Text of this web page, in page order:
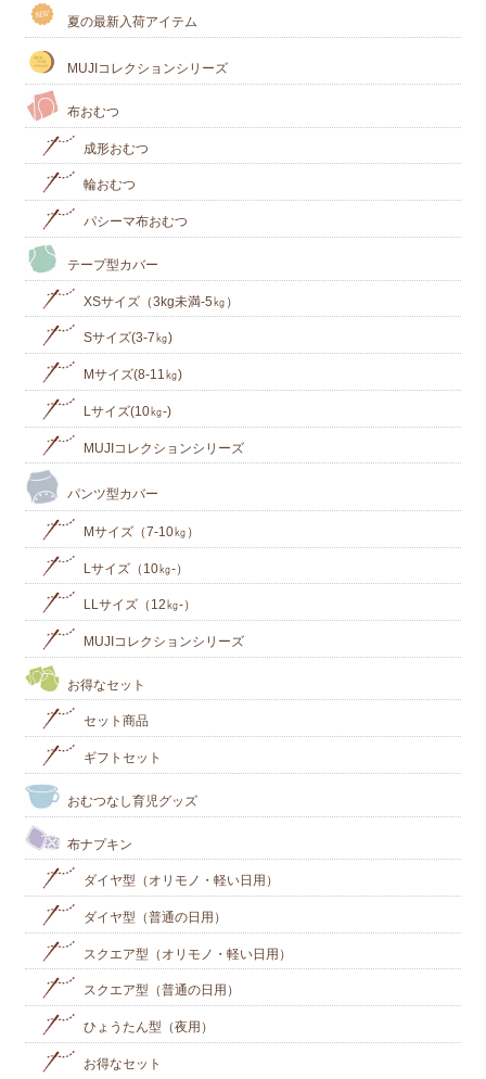
夏の最新入荷アイテム
MUJIコレクションシリーズ
布おむつ
成形おむつ
輪おむつ
パシーマ布おむつ
テープ型カバー
XSサイズ（3kg未満-5㎏）
Sサイズ(3-7㎏)
Mサイズ(8-11㎏)
Lサイズ(10㎏‐)
MUJIコレクションシリーズ
パンツ型カバー
Mサイズ（7-10㎏）
Lサイズ（10㎏-）
LLサイズ（12㎏-）
MUJIコレクションシリーズ
お得なセット
セット商品
ギフトセット
おむつなし育児グッズ
布ナプキン
ダイヤ型（オリモノ・軽い日用）
ダイヤ型（普通の日用）
スクエア型（オリモノ・軽い日用）
スクエア型（普通の日用）
ひょうたん型（夜用）
お得なセット